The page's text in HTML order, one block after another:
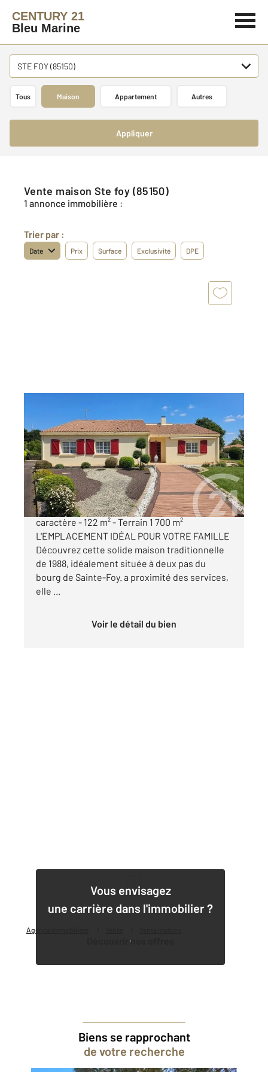
CENTURY 21
Bleu Marine
STE FOY (85150)
Tous Maison Appartement Autres
Appliquer
Agence immobilière
Vente maison Ste foy (85150)
1 annonce immobilière :
Trier par :
Date Prix Surface Exclusivité DPE
STE FOY 85
, 5 pièces
Ref : 13658
Maison à vendre
328 600 €
À VENDRE - SAINTE-FOY (85150) Maison de
caractère - 122 m² - Terrain 1 700 m²
L'EMPLACEMENT IDÉAL POUR VOTRE FAMILLE
Découvrez cette solide maison traditionnelle
de 1988, idéalement située à deux pas du
bourg de Sainte-Foy. a proximité des services,
elle ...
Voir le détail du bien
Vous envisagez
une carrière dans l'immobilier ?
Découvrir nos offres
Biens se rapprochant
de votre recherche